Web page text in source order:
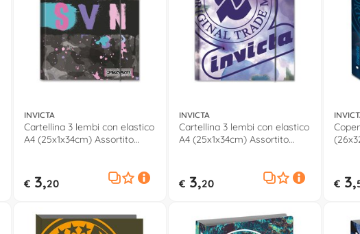
INVICTA
Cartellina 3 lembi con elastico
A4 (25x1x34cm) Assortito
€3,20
INVICTA
Cartellina 3 lembi con elastico
A4 (25x1x34cm) Assortito
€3,20 €3,